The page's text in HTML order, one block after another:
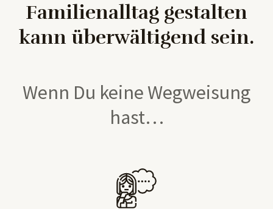
Familienalltag gestalten
kann überwältigend sein.
Wenn Du keine Wegweisung
hast…